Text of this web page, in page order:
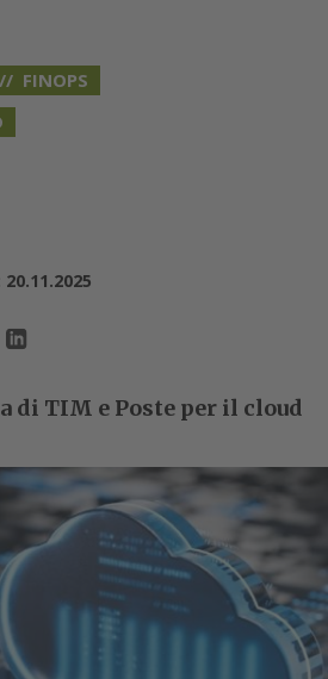
FINOPS
di TIM e Poste per il cloud